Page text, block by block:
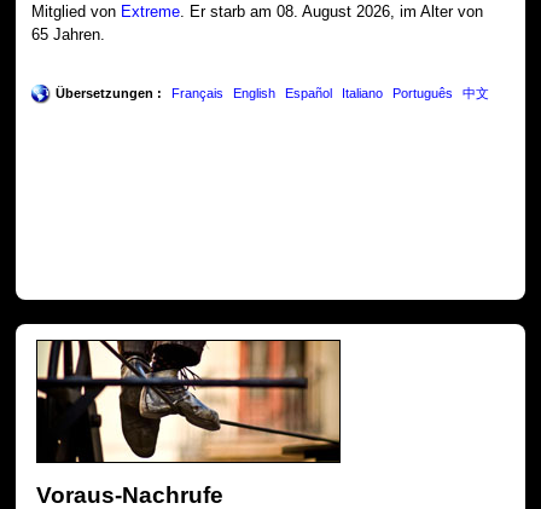
Mitglied von Extreme . Er starb am 08. August 2026, im Alter von
65 Jahren.
Übersetzungen : Français English Español Italiano Português 中文
Voraus-Nachrufe